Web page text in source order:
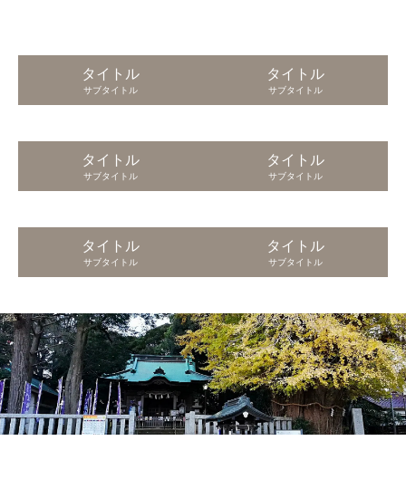
タイトル
サブタイトル
タイトル
サブタイトル
タイトル
サブタイトル
タイトル
サブタイトル
タイトル
サブタイトル
タイトル
サブタイトル